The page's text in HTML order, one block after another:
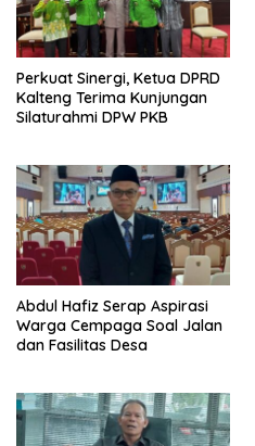
Perkuat Sinergi, Ketua DPRD
Kalteng Terima Kunjungan
Silaturahmi DPW PKB
Abdul Hafiz Serap Aspirasi
Warga Cempaga Soal Jalan
dan Fasilitas Desa